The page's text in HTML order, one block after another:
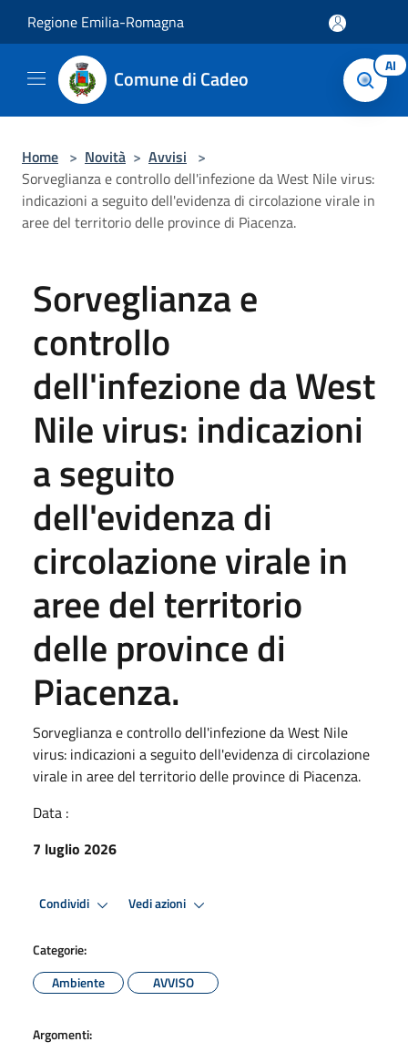
Regione Emilia-Romagna
Comune di Cadeo AI
Home > Novità > Avvisi >
Sorveglianza e controllo dell'infezione da West Nile virus:
indicazioni a seguito dell'evidenza di circolazione virale in
aree del territorio delle province di Piacenza.
Sorveglianza e
controllo
dell'infezione da West
Nile virus: indicazioni
a seguito
dell'evidenza di
circolazione virale in
aree del territorio
delle province di
Piacenza.
Sorveglianza e controllo dell'infezione da West Nile
virus: indicazioni a seguito dell'evidenza di circolazione
virale in aree del territorio delle province di Piacenza.
Data :
7 luglio 2026
Condividi Vedi azioni
Categorie:
Ambiente
AVVISO
Argomenti: